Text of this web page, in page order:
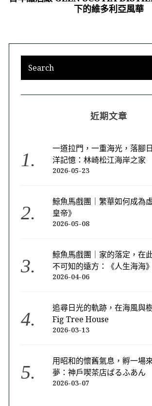
下的維多利亞風華
近期文章
一道拉門，一重海光，落腳
洋記憶：林崎松江海岸之家
2026-05-23
鯨魚馬戲團｜繁華如何成為
皇帝》
2026-05-08
鯨魚馬戲團｜家的落定，在
不可知的遠方：《人生海海》
2026-04-06
追尋日光的軌跡，在海風與
Fig Tree House
2026-03-13
用昭和的懷舊氣息，孵一場
夢：神戶喫茶店ぱるふあん
2026-03-07